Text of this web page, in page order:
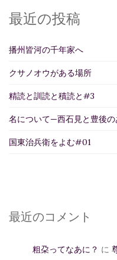
最近の投稿
播州皆河の千年家へ
クサノオウがある場所
精読と訓読と積読と#3
名について—西石見と豊後の
国東治兵衛をよむ#01
最近のコメント
粗朶ってなあに？ に